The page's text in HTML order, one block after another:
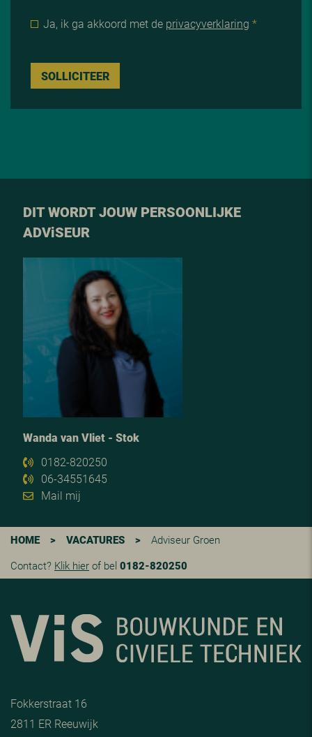
Ja, ik ga akkoord met de privacyverklaring *
SOLLICITEER
DIT WORDT JOUW PERSOONLIJKE
ADViSEUR
Wanda van Vliet - Stok
0182-820250
06-34551645
Mail mij
HOME > VACATURES >
Adviseur Groen
Contact? Klik hier of bel 0182-820250
Fokkerstraat 16
2811 ER Reeuwijk